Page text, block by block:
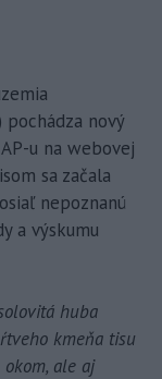
nový
u na webovej
sa začala
nepoznanú
a výskumu
huba
kmeňa tisu
ale aj